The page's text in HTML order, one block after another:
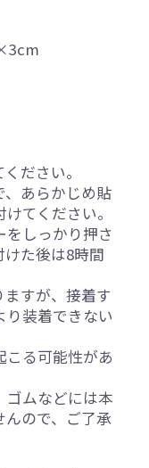
ださい。
あらかじめ貼
てください。
しっかり押さ
た後は8時間
すが、接着す
り装着できない
こる可能性があ
ゴムなどには本
ので、ご了承